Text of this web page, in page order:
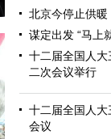
北京今停止供
谋定出发 “马上
十二届全国人
二次会议举行
十二届全国人
会议